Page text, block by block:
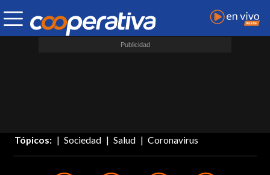
Tópicos: Sociedad Salud Coronavirus